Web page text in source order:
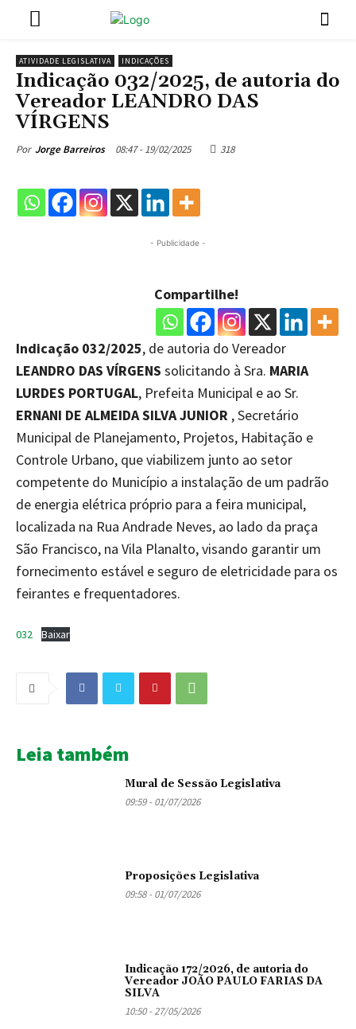
ATIVIDADE LEGISLATIVA INDICAÇÕES
Indicação 032/2025, de autoria do
Vereador LEANDRO DAS
VÍRGENS
Por Jorge Barreiros 08:47 - 19/02/2025 318
- Publicidade -
Compartilhe!
Indicação 032/2025, de autoria do Vereador
LEANDRO DAS VÍRGENS solicitando à Sra. MARIA
LURDES PORTUGAL, Prefeita Municipal e ao Sr.
ERNANI DE ALMEIDA SILVA JUNIOR , Secretário
Municipal de Planejamento, Projetos, Habitação e
Controle Urbano, que viabilizem junto ao setor
competente do Município a instalação de um padrão
de energia elétrica próprio para a feira municipal,
localizada na Rua Andrade Neves, ao lado da praça
São Francisco, na Vila Planalto, visando garantir um
fornecimento estável e seguro de eletricidade para os
feirantes e frequentadores.
032 Baixar
Leia também
Mural de Sessão Legislativa
09:59 - 01/07/2026
Proposições Legislativa
09:58 - 01/07/2026
Indicação 172/2026, de autoria do
Vereador JOÃO PAULO FARIAS DA
SILVA
10:50 - 27/05/2026